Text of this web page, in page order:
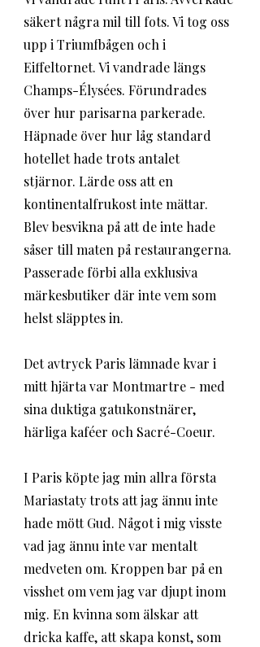
säkert några mil till fots. Vi tog oss
upp i Triumfbågen och i
Eiffeltornet. Vi vandrade längs
Champs-Élysées. Förundrades
över hur parisarna parkerade.
Häpnade över hur låg standard
hotellet hade trots antalet
stjärnor. Lärde oss att en
kontinentalfrukost inte mättar.
Blev besvikna på att de inte hade
såser till maten på restaurangerna.
Passerade förbi alla exklusiva
märkesbutiker där inte vem som
helst släpptes in.
Det avtryck Paris lämnade kvar i
mitt hjärta var Montmartre - med
sina duktiga gatukonstnärer,
härliga kaféer och Sacré-Coeur.
I Paris köpte jag min allra första
Mariastaty trots att jag ännu inte
hade mött Gud. Något i mig visste
vad jag ännu inte var mentalt
medveten om. Kroppen bar på en
visshet om vem jag var djupt inom
mig. En kvinna som älskar att
dricka kaffe, att skapa konst, som